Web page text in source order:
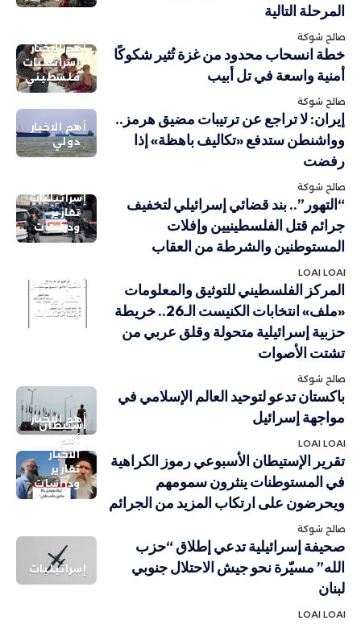
المرحلة التالية
صالح شوكة
أهم الاخبار
إسرائيليات
فلسطيني
خطة انسحاب محدود من غزة تُثير شكوكًا
أمنية واسعة في تل أبيب
صالح شوكة
أهم الاخبار
دولي
إيران: لا تراجع عن ترتيبات مضيق هرمز..
وواشنطن ستدفع «تكاليف باهظة» إذا
رفضت
صالح شوكة
إسرائيليات
تقارير
ودراسات
“التهور”.. بند قضائي إسرائيلي لتخفيف
جرائم قتل الفلسطينيين وإفلات
المستوطنين والشرطة من العقاب
LOAI LOAI
أهم الاخبار
تقارير
ودراسات
المركز الفلسطيني للتوثيق والمعلومات
«ملف» انتخابات الكنيست الـ26.. خريطة
حزبية إسرائيلية متحولة وقلق عربي من
تشتت الأصوات
صالح شوكة
أهم الاخبار
باكستان تدعو لتوحيد العالم الإسلامي في
مواجهة إسرائيل
LOAI LOAI
استيطان
أهم
الاخبار
تقارير
ودراسات
تقرير الإستيطان الأسبوعي رموز الكراهية
في المستوطنات ينثرون سمومهم
ويحرضون على ارتكاب المزيد من الجرائم
صالح شوكة
إسرائيليات
صحيفة إسرائيلية تدعي إطلاق “حزب
الله” مسيّرة نحو جيش الاحتلال جنوبي
لبنان
LOAI LOAI